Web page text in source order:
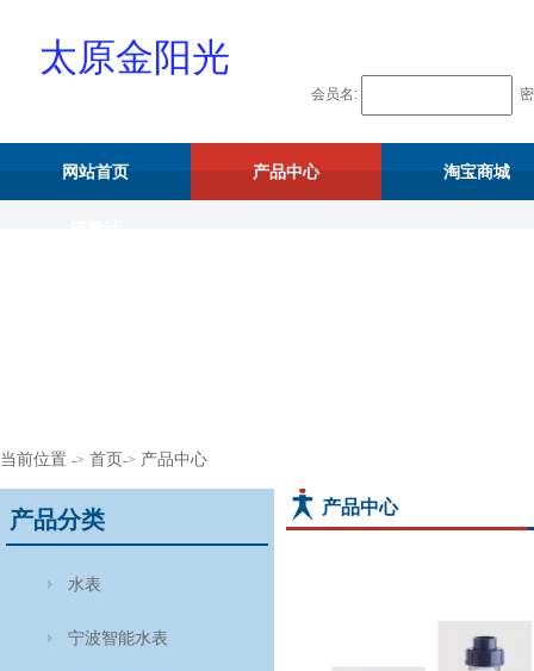
太原金阳光
会员名:
网站首页 产品中心 淘宝商城
当前位置 -> 首页-> 产品中心
产品中心
产品分类
水表
宁波智能水表